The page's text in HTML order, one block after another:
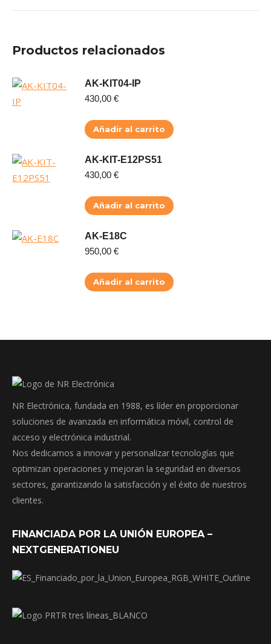
Productos relacionados
AK-KIT04-IP
430,00 €
Añadir al carrito
AK-KIT-E12PS51
430,00 €
Añadir al carrito
AK-E18C
950,00 €
Añadir al carrito
NR Electrónica, fundada en 1988, es líder en proporcionar
soluciones de avanzada en informática móvil, control de
acceso y electrónica industrial.
Nos dedicamos a innovar y personalizar tecnologías que
optimizan operaciones y mejoran la seguridad en diversos
sectores, garantizando la satisfacción y el éxito de nuestros
clientes.
FINANCIADA POR LA UNIÓN EUROPEA –
NEXTGENERATIONEU